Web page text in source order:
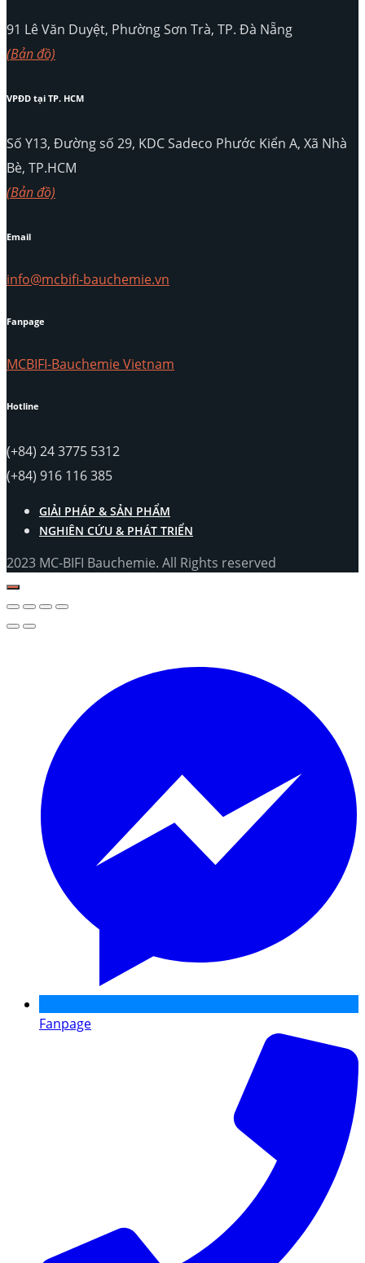
91 Lê Văn Duyệt, Phường Sơn Trà, TP. Đà Nẵng
(Bản đồ)
VPĐD tại TP. HCM
Số Y13, Đường số 29, KDC Sadeco Phước Kiển A, Xã Nhà
Bè, TP.HCM
(Bản đồ)
Email
info@mcbifi-bauchemie.vn
Fanpage
MCBIFI-Bauchemie Vietnam
Hotline
(+84) 24 3775 5312
(+84) 916 116 385
GIẢI PHÁP & SẢN PHẨM
NGHIÊN CỨU & PHÁT TRIỂN
2023 MC-BIFI Bauchemie. All Rights reserved
Fanpage